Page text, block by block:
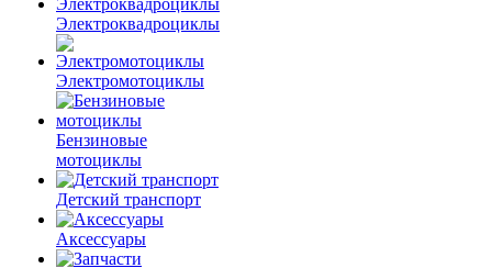
Электроквадроциклы
Электромотоциклы
Бензиновые
мотоциклы
Детский транспорт
Аксессуары